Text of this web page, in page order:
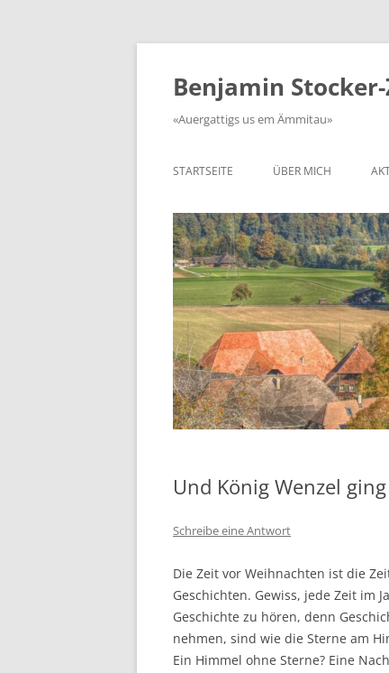
Zum
springen
Benjamin
«Auergattigs us em Ämmitau»
STARTSEITE ÜBER MICH
Und König Wenzel
Schreibe eine Antwort
Die Zeit vor Weihnachten ist die
Geschichten. Gewiss, jede Zeit im
Geschichte zu hören, denn
nehmen, sind wie die Sterne am
Ein Himmel ohne Sterne? Eine